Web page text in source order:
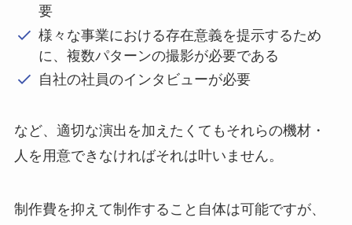
要
様々な事業における存在意義を提示するため
に、複数パターンの撮影が必要である
自社の社員のインタビューが必要
など、適切な演出を加えたくてもそれらの機材・
人を用意できなければそれは叶いません。
制作費を抑えて制作すること自体は可能ですが、